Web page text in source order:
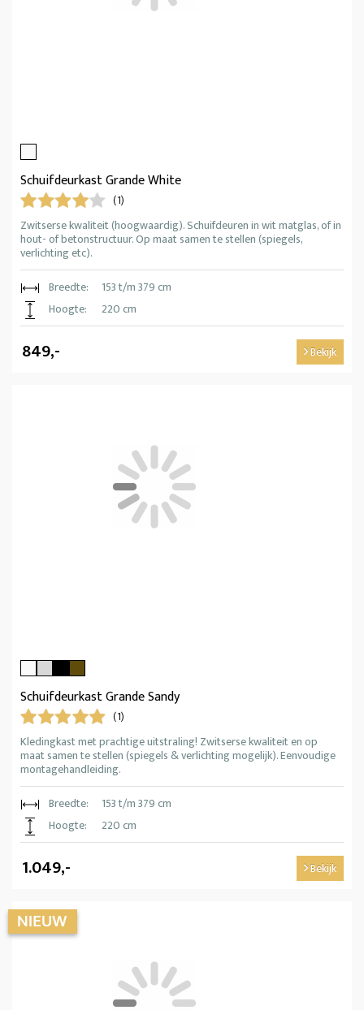
Schuifdeurkast Grande White
(1)
Zwitserse kwaliteit (hoogwaardig). Schuifdeuren in wit matglas, of in
hout- of betonstructuur. Op maat samen te stellen (spiegels,
verlichting etc).
Breedte:
153 t/m 379 cm
Hoogte:
220 cm
849,- Bekijk
Schuifdeurkast Grande Sandy
(1)
Kledingkast met prachtige uitstraling! Zwitserse kwaliteit en op
maat samen te stellen (spiegels & verlichting mogelijk). Eenvoudige
montagehandleiding.
Breedte:
153 t/m 379 cm
Hoogte:
220 cm
1.049,- Bekijk